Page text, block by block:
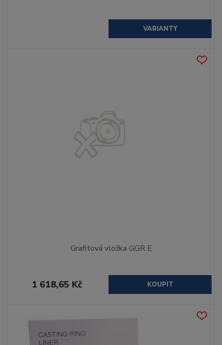
VARIANTY
Grafitová vložka GGR E
1 618,65 Kč KOUPIT